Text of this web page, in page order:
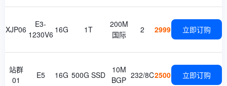
XJP06
E3-
1230V6 16G 1T
200M
国际
2 2999 立即订购
站群
01
E5 16G 500G SSD
10M
BGP 232/8C2500 立即订购